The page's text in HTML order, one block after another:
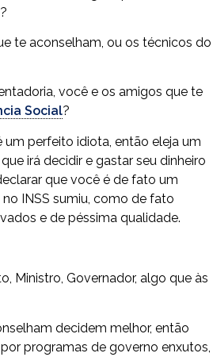
te aconselham, ou os técnicos do
você e os amigos que te
Social?
perfeito idiota, então eleja um
irá decidir e gastar seu dinheiro
que você é de fato um
INSS sumiu, como de fato
e de péssima qualidade.
Ministro, Governador, algo que às
decidem melhor, então
programas de governo enxutos,